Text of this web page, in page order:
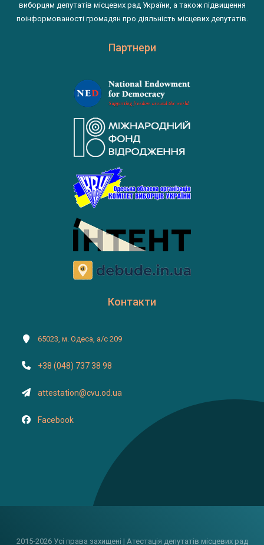
виборцям депутатів місцевих рад України, а також підвищення
поінформованості громадян про діяльність місцевих депутатів.
Партнери
Контакти
65023, м. Одеса, а/с 209
+38 (048) 737 38 98
attestation@cvu.od.ua
Facebook
2015-2026 Усі права захищені | Атестація депутатів місцевих рад